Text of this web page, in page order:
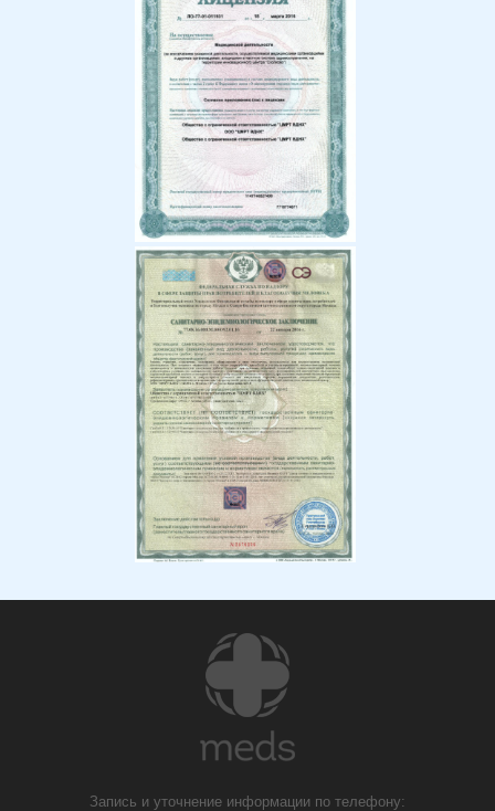
Запись и уточнение информации по телефону: